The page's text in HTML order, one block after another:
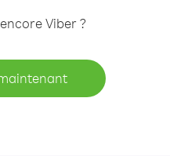
Viber ?